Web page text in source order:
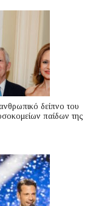
δείπνο του
παίδων της